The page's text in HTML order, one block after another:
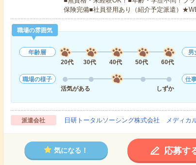
保険完備■社員登用あり（紹介予定派遣）
職場の雰囲気
年齢層
20代
30代 40代 50代 60代
男
職場の様子
活気がある
しずか
仕
派遣会社 日研トータルソーシング株式会社 メディカ
気になる！ 応募す